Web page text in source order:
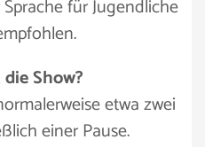
für Jugendliche
Show?
etwa zwei
einer Pause.